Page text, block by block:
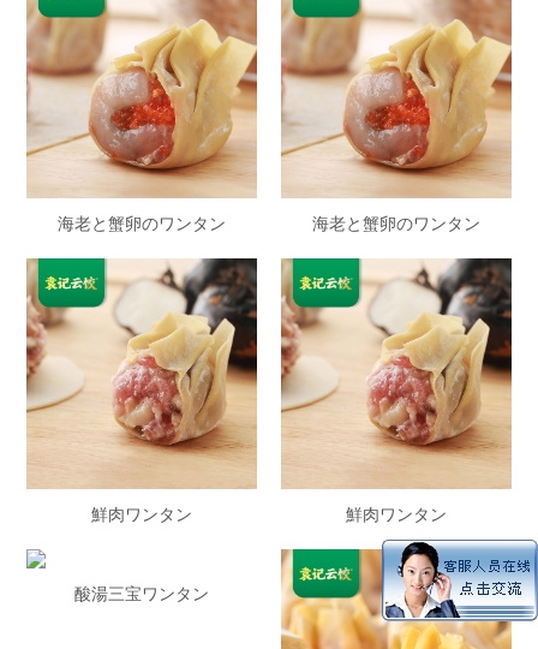
海老と蟹卵のワンタン 海老と蟹卵のワンタン
鮮肉ワンタン 鮮肉ワンタン
酸湯三宝ワンタン